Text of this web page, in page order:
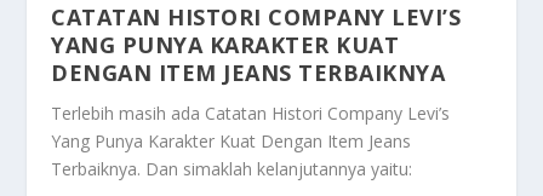
CATATAN HISTORI COMPANY LEVI’S
YANG PUNYA KARAKTER KUAT
DENGAN ITEM JEANS TERBAIKNYA
Terlebih masih ada Catatan Histori Company Levi’s
Yang Punya Karakter Kuat Dengan Item Jeans
Terbaiknya. Dan simaklah kelanjutannya yaitu: